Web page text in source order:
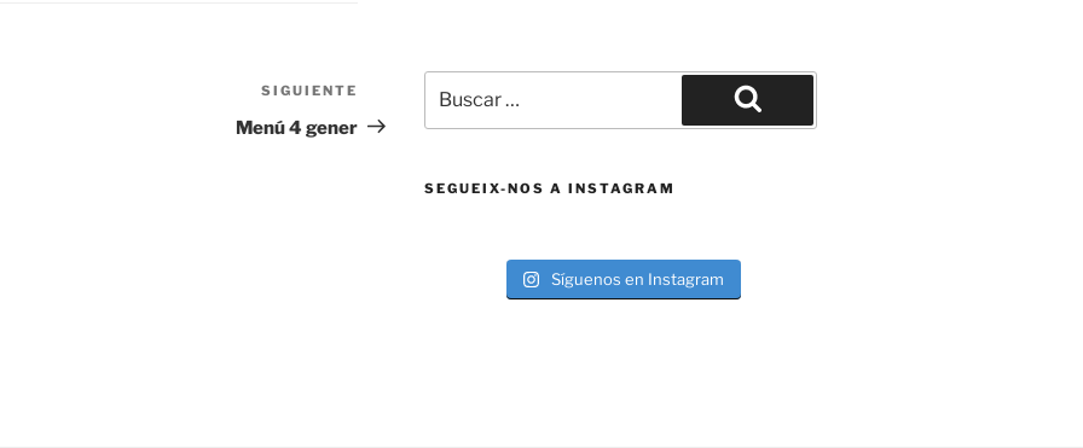
Siguiente
entrada
SIGUIENTE
Menú 4 gener
por:
Buscar
SEGUEIX-NOS A INSTAGRAM
Síguenos en Instagram